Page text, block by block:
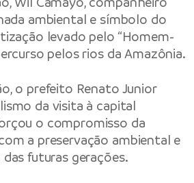
ambiental e símbolo do
levado pelo “Homem-
pelos rios da Amazônia.
o prefeito Renato Junior
da visita à capital
o compromisso da
a preservação ambiental e
futuras gerações.